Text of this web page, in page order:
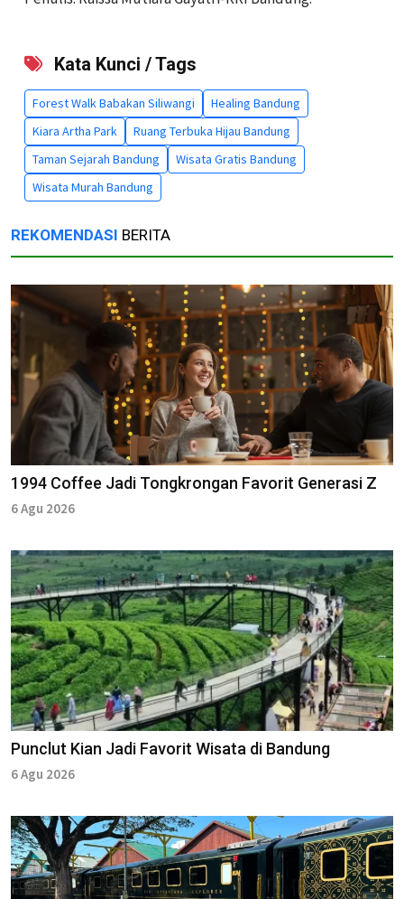
Kata Kunci / Tags
Forest Walk Babakan Siliwangi
Healing Bandung
Kiara Artha Park
Ruang Terbuka Hijau Bandung
Taman Sejarah Bandung
Wisata Gratis Bandung
Wisata Murah Bandung
REKOMENDASI BERITA
1994 Coffee Jadi Tongkrongan Favorit Generasi Z
6 Agu 2026
Punclut Kian Jadi Favorit Wisata di Bandung
6 Agu 2026